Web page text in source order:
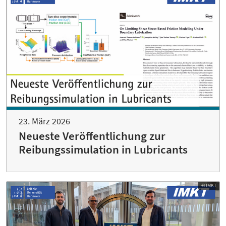
23. März 2026
Neueste Veröffentlichung zur
Reibungssimulation in Lubricants
© IMKT